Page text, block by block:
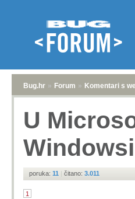
Bug.hr » Forum » Komentari s
U
poruka: 11 | čitano: 3.011
1